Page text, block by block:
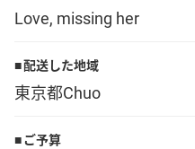
Love, missing her
配送した地域
東京都Chuo
ご予算